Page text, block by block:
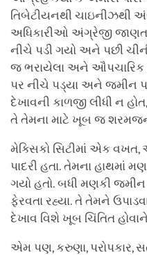
તિબેટીયનથી ચાઇનીઝથી
અધિકારીઓ અંગ્રેજી
નીચે પડી ગયો અને પછી
જ ભરાયેલા અને
પર નીચે પડ્યા અને જમીન
દેખાવની કાળજી લીધી ન
તે તેમના માટે ખૂબ જ
મેક્સિકો સિટીમાં એક વખત,
પાદરી હતા. તેમના હાથમાં
ગયો હતો. બધી મણકી જમીન
ફેરવતા રહ્યા. તે તેમને
દેખાવ વિશે ખૂબ ચિંતિત
એમ પણ, કરુણા, પરોપકાર,